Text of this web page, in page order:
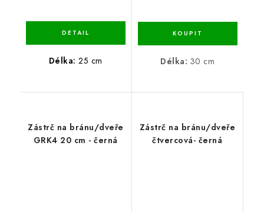
Délka: 25 cm Délka: 30 cm
Zástrč na bránu/dveře
GRK4 20 cm - černá
Zástrč na bránu/dveře
čtvercová- černá